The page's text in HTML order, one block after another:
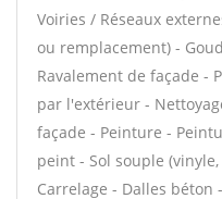
Voiries / Réseaux
ou remplacement) -
Ravalement de façade -
par l'extérieur -
façade - Peinture -
peint - Sol souple
Carrelage - Dalles